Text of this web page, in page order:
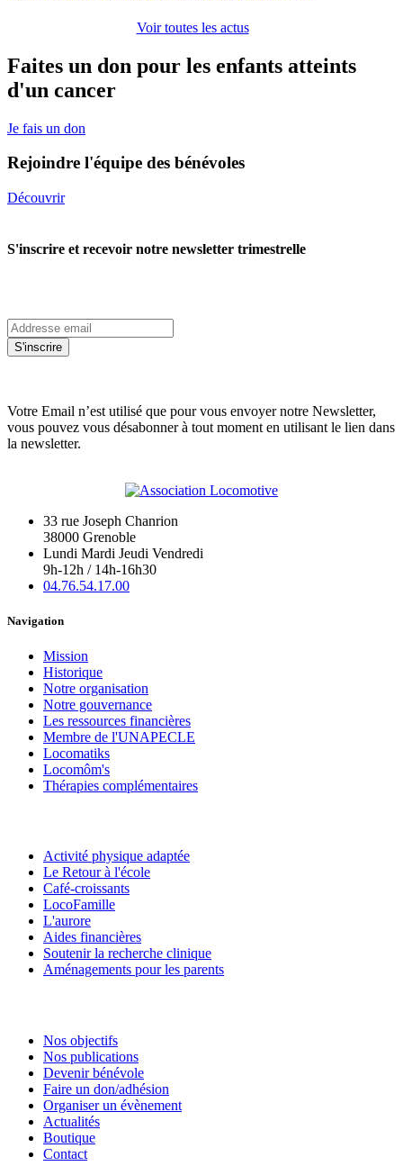
Voir toutes les actus
Faites un don pour les enfants atteints
d'un cancer
Je fais un don
Rejoindre l'équipe des bénévoles
Découvrir
S'inscrire et recevoir notre newsletter trimestrelle
S'inscrire
Votre Email n’est utilisé que pour vous envoyer notre Newsletter,
vous pouvez vous désabonner à tout moment en utilisant le lien dans
la newsletter.
33 rue Joseph Chanrion
38000 Grenoble
Lundi Mardi Jeudi Vendredi
9h-12h / 14h-16h30
04.76.54.17.00
Navigation
Mission
Historique
Notre organisation
Notre gouvernance
Les ressources financières
Membre de l'UNAPECLE
Locomatiks
Locomôm's
Thérapies complémentaires
Activité physique adaptée
Le Retour à l'école
Café-croissants
LocoFamille
L'aurore
Aides financières
Soutenir la recherche clinique
Aménagements pour les parents
Nos objectifs
Nos publications
Devenir bénévole
Faire un don/adhésion
Organiser un évènement
Actualités
Boutique
Contact